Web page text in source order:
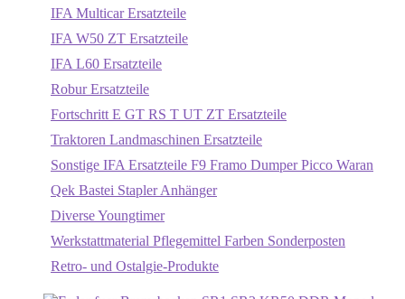
IFA Multicar Ersatzteile
IFA W50 ZT Ersatzteile
IFA L60 Ersatzteile
Robur Ersatzteile
Fortschritt E GT RS T UT ZT Ersatzteile
Traktoren Landmaschinen Ersatzteile
Sonstige IFA Ersatzteile F9 Framo Dumper Picco Waran
Qek Bastei Stapler Anhänger
Diverse Youngtimer
Werkstattmaterial Pflegemittel Farben Sonderposten
Retro- und Ostalgie-Produkte